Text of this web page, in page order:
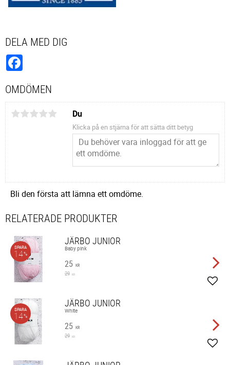
DELA MED DIG
OMDÖMEN
Du
Klicka på en stjärna för att sätta ditt betyg
Bli den första att lämna ett omdöme.
RELATERADE PRODUKTER
JÄRBO JUNIOR
Baby pink
25 KR
29 KR
SPARA
14%
JÄRBO JUNIOR
White
25 KR
29 KR
SPARA
14%